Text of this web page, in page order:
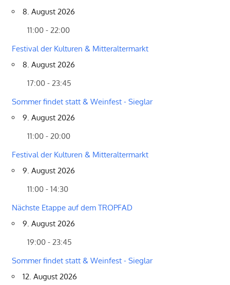
8. August 2026
11:00 - 22:00
Festival der Kulturen & Mitteraltermarkt
8. August 2026
17:00 - 23:45
Sommer findet statt & Weinfest - Sieglar
9. August 2026
11:00 - 20:00
Festival der Kulturen & Mitteraltermarkt
9. August 2026
11:00 - 14:30
Nächste Etappe auf dem TROPFAD
9. August 2026
19:00 - 23:45
Sommer findet statt & Weinfest - Sieglar
12. August 2026